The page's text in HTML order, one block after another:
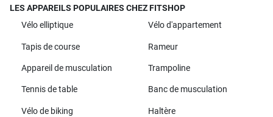
LES APPAREILS POPULAIRES CHEZ FITSHOP
Vélo elliptique
Vélo d'appartement
Tapis de course Rameur
Appareil de musculation Trampoline
Tennis de table Banc de musculation
Vélo de biking Haltère